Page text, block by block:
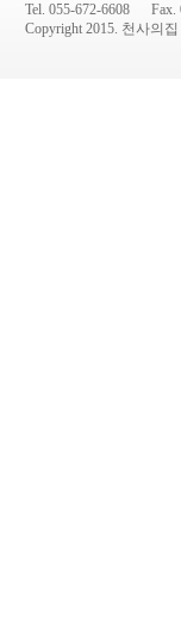
Tel. 055-672-6608 Fax.
Copyright 2015. 천사의집